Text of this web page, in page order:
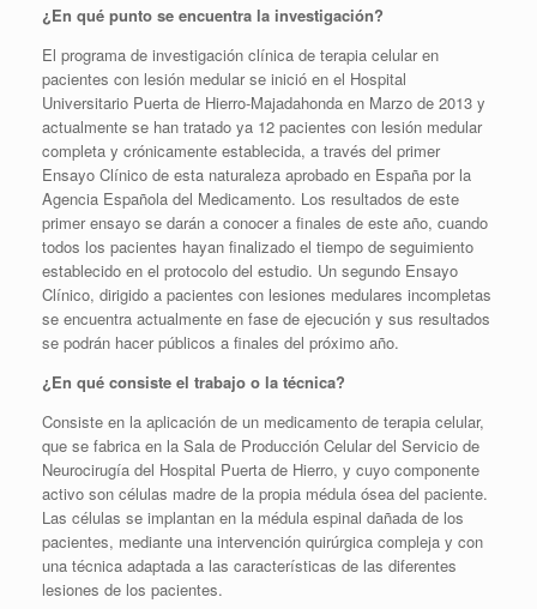
¿En qué punto se encuentra la investigación?
El programa de investigación clínica de terapia celular en
pacientes con lesión medular se inició en el Hospital
Universitario Puerta de Hierro-Majadahonda en Marzo de 2013 y
actualmente se han tratado ya 12 pacientes con lesión medular
completa y crónicamente establecida, a través del primer
Ensayo Clínico de esta naturaleza aprobado en España por la
Agencia Española del Medicamento. Los resultados de este
primer ensayo se darán a conocer a finales de este año, cuando
todos los pacientes hayan finalizado el tiempo de seguimiento
establecido en el protocolo del estudio. Un segundo Ensayo
Clínico, dirigido a pacientes con lesiones medulares incompletas
se encuentra actualmente en fase de ejecución y sus resultados
se podrán hacer públicos a finales del próximo año.
¿En qué consiste el trabajo o la técnica?
Consiste en la aplicación de un medicamento de terapia celular,
que se fabrica en la Sala de Producción Celular del Servicio de
Neurocirugía del Hospital Puerta de Hierro, y cuyo componente
activo son células madre de la propia médula ósea del paciente.
Las células se implantan en la médula espinal dañada de los
pacientes, mediante una intervención quirúrgica compleja y con
una técnica adaptada a las características de las diferentes
lesiones de los pacientes.